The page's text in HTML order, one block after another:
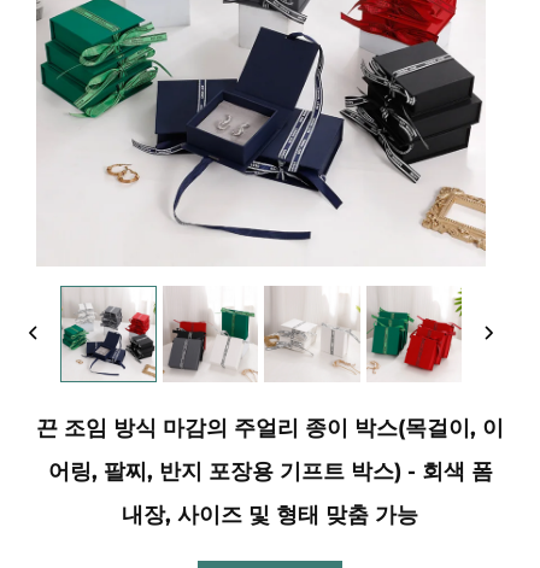
끈 조임 방식 마감의 주얼리 종이 박스(목걸이, 이
어링, 팔찌, 반지 포장용 기프트 박스) - 회색 폼
내장, 사이즈 및 형태 맞춤 가능